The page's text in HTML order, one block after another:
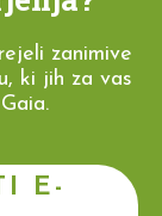
zanimive
ki jih za vas
E-